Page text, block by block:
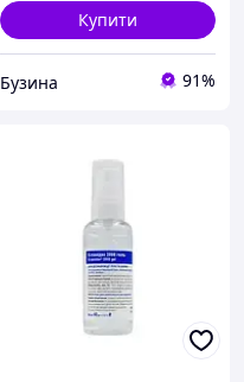
Купити
Бузина 91%